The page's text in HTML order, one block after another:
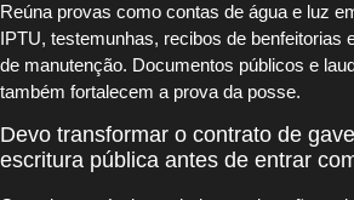
Reúna provas como contas de água e luz
IPTU, testemunhas, recibos de benfeitorias
de manutenção. Documentos públicos e
também fortalecem a prova da posse.
Devo transformar o contrato de
escritura pública antes de entrar